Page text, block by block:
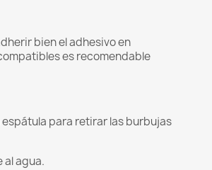
bien el adhesivo en
es recomendable
para retirar las burbujas
agua.